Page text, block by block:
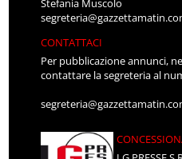
Stefania Muscolo
CONTATTACI
Per pubblicazione annunci,
contattare la segreteria al